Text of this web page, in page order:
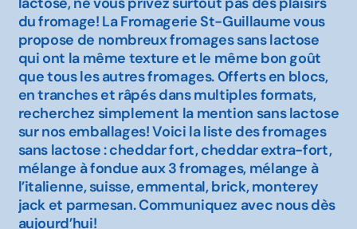
du fromage! La Fromagerie St-Guillaume vous
propose de nombreux fromages sans lactose
qui ont la même texture et le même bon goût
que tous les autres fromages. Offerts en blocs,
en tranches et râpés dans multiples formats,
recherchez simplement la mention sans lactose
sur nos emballages! Voici la liste des fromages
sans lactose : cheddar fort, cheddar extra-fort,
mélange à fondue aux 3 fromages, mélange à
l’italienne, suisse, emmental, brick, monterey
jack et parmesan. Communiquez avec nous dès
aujourd’hui!